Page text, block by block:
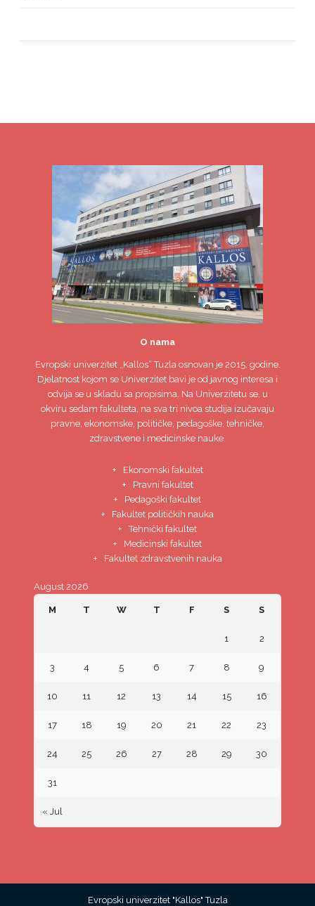
O nama
Evropski univerzitet„Kallos“ Tuzla osnovan je 2015. godine.
Djelatnost kojom se Univerzitet bavi je od javnog interesa i
odvija se u skladu sa propisima. Na Univerzitetu se, u
okviru sedam fakulteta, na sva tri nivoa studija izučavaju
pravne, ekonomske, političke, pedagoške, tehničke,
zdravstvene i medicinske nauke.
Ekonomski fakultet
Pravni fakultet
Pedagoški fakultet
Fakultet političkih nauka
Tehnički fakultet
Medicinski fakultet
Fakultet zdravstvenih nauka
August 2026
M T W T F S S
« Jul
1 2
3 4 5 6 7 8 9
10 11 12 13 14 15 16
17 18 19 20 21 22 23
24 25 26 27 28 29 30
31
Evropski univerzitet "Kallos" Tuzla